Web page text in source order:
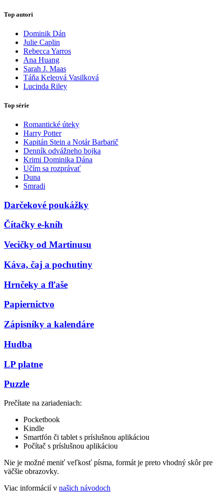
Top autori
Dominik Dán
Julie Caplin
Rebecca Yarros
Ana Huang
Sarah J. Maas
Táňa Keleová Vasilková
Lucinda Riley
Top série
Romantické úteky
Harry Potter
Kapitán Stein a Notár Barbarič
Denník odvážneho bojka
Krimi Dominika Dána
Učím sa rozprávať
Duna
Smradi
Darčekové poukážky
Čítačky e-kníh
Vecičky od Martinusu
Káva, čaj a pochutiny
Hrnčeky a fľaše
Papiernictvo
Zápisníky a kalendáre
Hudba
LP platne
Puzzle
Prečítate na zariadeniach:
Pocketbook
Kindle
Smartfón či tablet s príslušnou aplikáciou
Počítač s príslušnou aplikáciou
Nie je možné meniť veľkosť písma, formát je preto vhodný skôr pre
väčšie obrazovky.
Viac informácií v našich návodoch